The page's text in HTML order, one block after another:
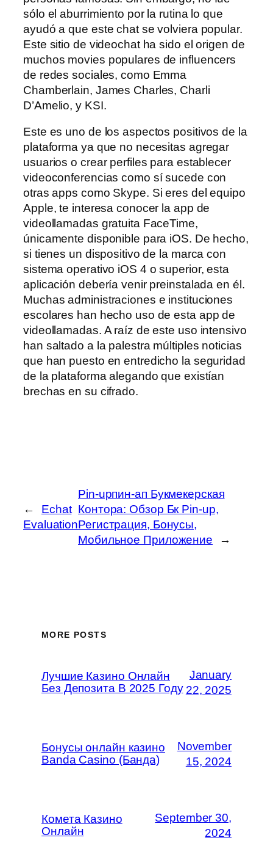
sólo el aburrimiento por la rutina lo que
ayudó a que este chat se volviera popular.
Este sitio de videochat ha sido el origen de
muchos movies populares de influencers
de redes sociales, como Emma
Chamberlain, James Charles, Charli
D’Amelio, y KSI.
Este es uno de los aspectos positivos de la
plataforma ya que no necesitas agregar
usuarios o crear perfiles para establecer
videoconferencias como sí sucede con
otras apps como Skype. Si eres del equipo
Apple, te interesa conocer la app de
videollamadas gratuita FaceTime,
únicamente disponible para iOS. De hecho,
si tienes un dispositivo de la marca con
sistema operativo iOS 4 o superior, esta
aplicación debería venir preinstalada en él.
Muchas administraciones e instituciones
escolares han hecho uso de esta app de
videollamadas. A raíz de este uso intensivo
han saltado a la palestra múltiples noticias
que han puesto en entredicho la seguridad
de la plataforma alegando que existían
brechas en su cifrado.
←
Echat
Evaluation
Pin-upпин-ап Букмекерская
Контора: Обзор Бк Pin-up,
Регистрация, Бонусы,
Мобильное Приложение
→
MORE POSTS
Лучшие Казино Онлайн
Без Депозита В 2025 Году
January
22, 2025
Бонусы онлайн казино
Banda Casino (Банда)
November
15, 2024
Комета Казино
Онлайн
September 30,
2024